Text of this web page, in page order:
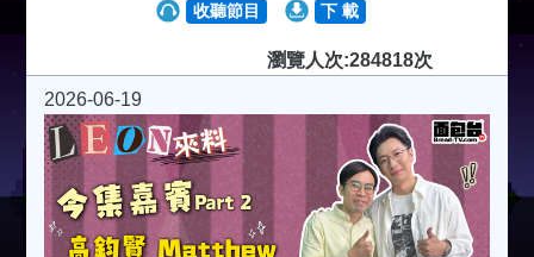
收聽節目 下 載
瀏覽人次:284818次
2026-06-19